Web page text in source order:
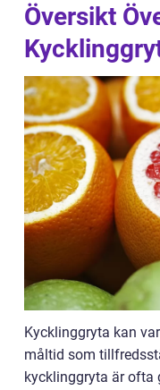
Översikt
Kycklinggryta kan
måltid som
kycklinggryta är ofta